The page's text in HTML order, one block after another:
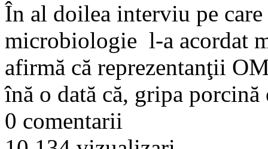
În al doilea interviu pe
microbiologie l-a acordat
afirmă că reprezentanţii
înă o dată că, gripa porcină
0 comentarii